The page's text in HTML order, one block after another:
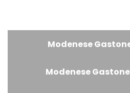
Modenese
Modenese